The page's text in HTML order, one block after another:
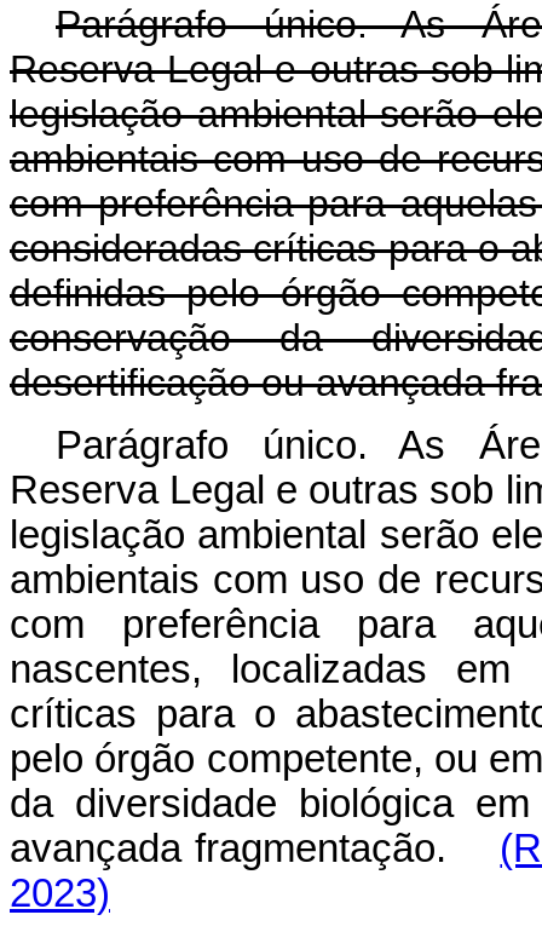
Parágrafo único. As
Reserva Legal e outras sob
legislação ambiental serão
ambientais com uso de
com preferência para
consideradas críticas para o
definidas pelo órgão
conservação da
desertificação ou avançada
Parágrafo único. As
Reserva Legal e outras sob
legislação ambiental serão
ambientais com uso de
com preferência para
nascentes, localizadas em
críticas para o
pelo órgão competente, ou
da diversidade biológica
avançada fragmentação.
2023)